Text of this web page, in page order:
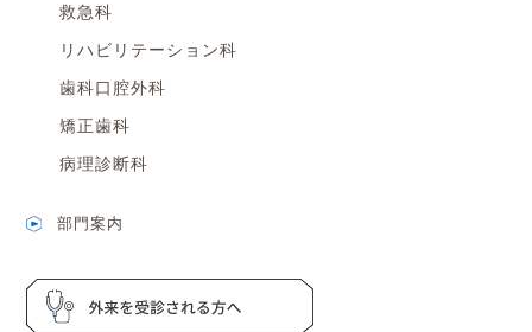
救急科
リハビリテーション科
歯科口腔外科
矯正歯科
病理診断科
部門案内